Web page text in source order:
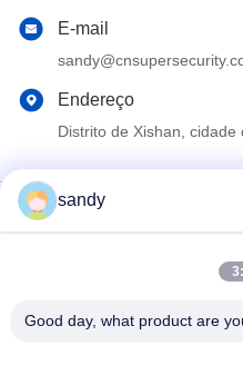
E-mail
Endereço
Distrito de Xishan, cidade
Boa qualidade de China
Fornecedor. © de Copyright
sandy
Good day, what product are